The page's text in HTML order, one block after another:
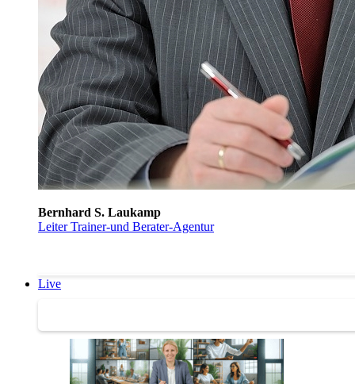
Bernhard S. Laukamp
Leiter Trainer-und Berater-Agentur
Live